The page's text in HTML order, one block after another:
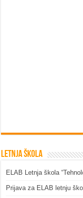
Letnja škola
ELAB Letnja škola
Prijava za ELAB letnju